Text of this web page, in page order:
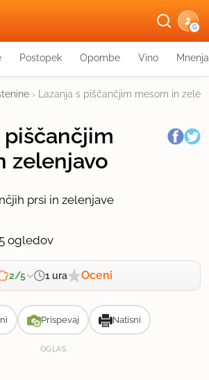
G
Postopek Opombe Vino Mnenja
› Lazanja s piščančjim mesom in
piščančjim
zelenjavo
prsi in zelenjave
ogledov
2/5 1 ura Oceni
Prispevaj Natisni
OGLAS